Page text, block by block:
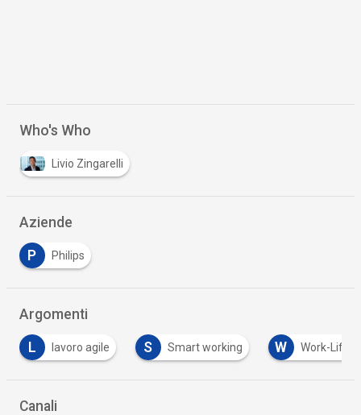
Who's Who
Livio Zingarelli
Aziende
P Philips
Argomenti
agile S Smart working W Work-Life Balance
Canali